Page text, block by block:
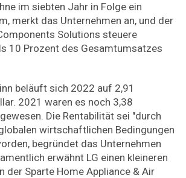
im siebten Jahr in Folge ein
merkt das Unternehmen an, und der
Solutions steuere
10 Prozent des Gesamtumsatzes
beläuft sich 2022 auf 2,91
2021 waren es noch 3,38
Die Rentabilität sei "durch
wirtschaftlichen Bedingungen
begründet das Unternehmen
erwähnt LG einen kleineren
der Sparte Home Appliance & Air